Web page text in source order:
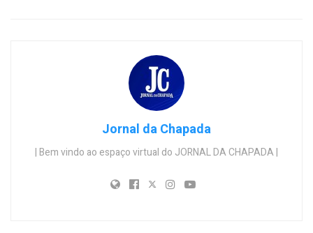
Jornal da Chapada
| Bem vindo ao espaço virtual do JORNAL DA CHAPADA |